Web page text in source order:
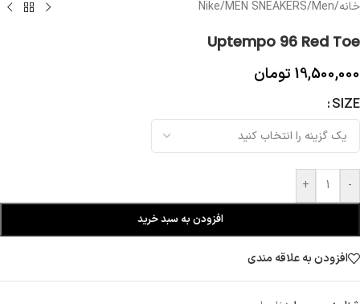
خانه/
Men
/
MEN SNEAKERS
/
Nike
Uptempo 96 Red Toe
19,500,000 تومان
SIZE
-
+
افزودن به سبد خرید
افزودن به علاقه مندی